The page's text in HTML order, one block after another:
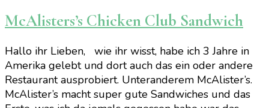
McAlisters’s Chicken Club Sandwich
Hallo ihr Lieben, wie ihr wisst, habe ich 3 Jahre in
Amerika gelebt und dort auch das ein oder andere
Restaurant ausprobiert. Unteranderem McAlister’s.
McAlister’s macht super gute Sandwiches und das